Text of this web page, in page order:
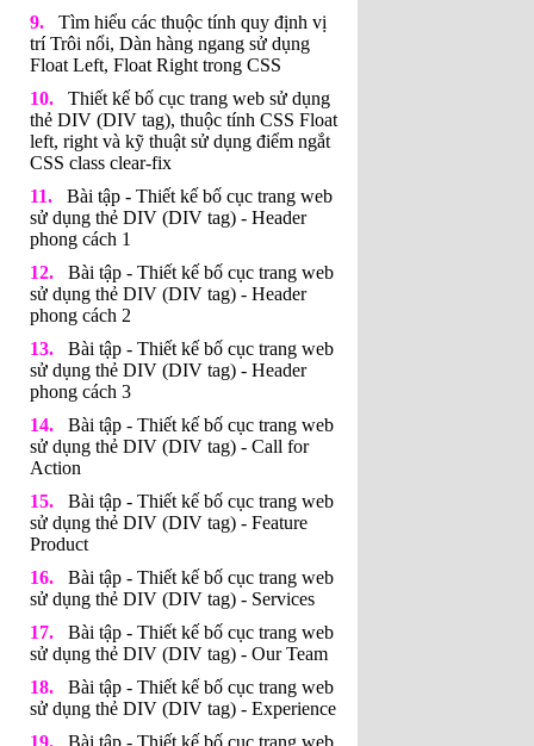
Tìm hiểu các thuộc tính quy định vị
trí Trôi nổi, Dàn hàng ngang sử dụng
Float Left, Float Right trong CSS
Thiết kế bố cục trang web sử dụng
thẻ DIV (DIV tag), thuộc tính CSS Float
left, right và kỹ thuật sử dụng điểm ngắt
CSS class clear-fix
Bài tập - Thiết kế bố cục trang web
sử dụng thẻ DIV (DIV tag) - Header
phong cách 1
Bài tập - Thiết kế bố cục trang web
sử dụng thẻ DIV (DIV tag) - Header
phong cách 2
Bài tập - Thiết kế bố cục trang web
sử dụng thẻ DIV (DIV tag) - Header
phong cách 3
Bài tập - Thiết kế bố cục trang web
sử dụng thẻ DIV (DIV tag) - Call for
Action
Bài tập - Thiết kế bố cục trang web
sử dụng thẻ DIV (DIV tag) - Feature
Product
Bài tập - Thiết kế bố cục trang web
sử dụng thẻ DIV (DIV tag) - Services
Bài tập - Thiết kế bố cục trang web
sử dụng thẻ DIV (DIV tag) - Our Team
Bài tập - Thiết kế bố cục trang web
sử dụng thẻ DIV (DIV tag) - Experience
Bài tập - Thiết kế bố cục trang web